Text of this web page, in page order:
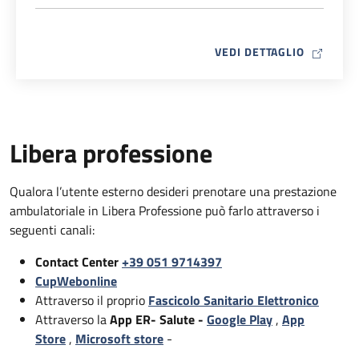
VEDI DETTAGLIO MAP ICON
Libera professione
Qualora l’utente esterno desideri prenotare una prestazione
ambulatoriale in Libera Professione può farlo attraverso i
seguenti canali:
Contact Center+39 051 9714397
CupWebonline
Attraverso il proprio Fascicolo Sanitario Elettronico
Attraverso laApp ER- Salute - Google Play, App
Store, Microsoft store -